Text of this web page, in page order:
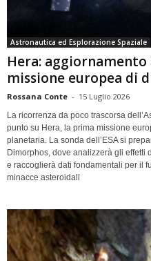
Astronautica ed Esplorazione Spaziale
Hera:
missione europea di
Rossana Conte - 15 Luglio 2026
La ricorrenza da poco trascorsa
punto su Hera, la prima missione
planetaria. La sonda dell’ESA si
Dimorphos, dove analizzerà gli effetti
e raccoglierà dati fondamentali per il
minacce asteroidali